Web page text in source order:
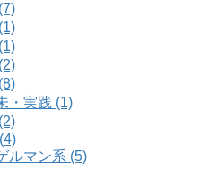
・実践 (1)
ルマン系 (5)